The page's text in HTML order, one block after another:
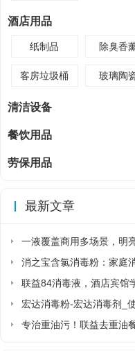
酒店用品
纸制品 除臭香
客房垃圾桶 玻璃陶
清洁设备
餐饮用品
劳保用品
最新文章
消之宝含氯消毒粉：家庭
宏达消毒粉-宏达消毒剂_
专治重油污！联益去重油